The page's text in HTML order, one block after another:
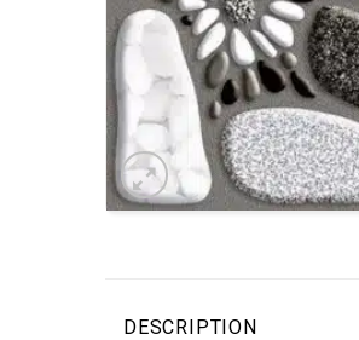
DESCRIPTION